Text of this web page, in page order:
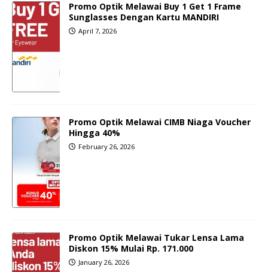
Promo Optik Melawai Buy 1 Get 1 Frame
Sunglasses Dengan Kartu MANDIRI
April 7, 2026
Promo Optik Melawai CIMB Niaga Voucher
Hingga 40%
February 26, 2026
Promo Optik Melawai Tukar Lensa Lama
Diskon 15% Mulai Rp. 171.000
January 26, 2026